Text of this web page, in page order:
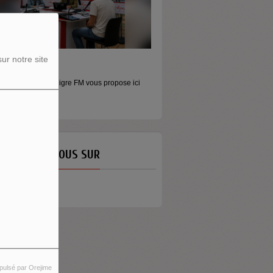
notre site
par Orejime
baladeurs Aligre FM vous propose ici
NOUS SUR